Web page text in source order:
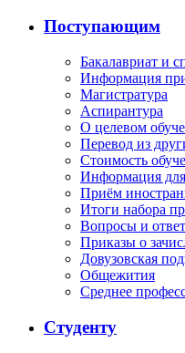
Поступающим
Бакалавриат и
Информация
Магистратура
Аспирантура
О целевом
Перевод из
Стоимость
Информация
Приём
Итоги набора
Вопросы и
Приказы о
Довузовская
Общежития
Среднее
Студенту